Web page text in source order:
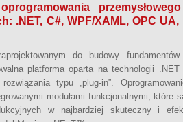
.NET, C#, WPF/XAML, OPC UA,
do budowy fundamentów
platforma oparta na technologii .NET
typu „plug-in”.
modułami funkcjonalnymi, które
w najbardziej skuteczny i